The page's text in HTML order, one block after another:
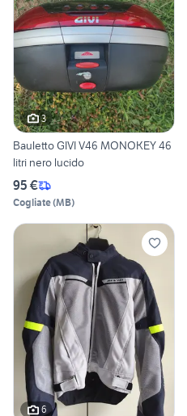
3
Bauletto GIVI V46 MONOKEY 46
litri nero lucido
95 €
Cogliate(MB)
6